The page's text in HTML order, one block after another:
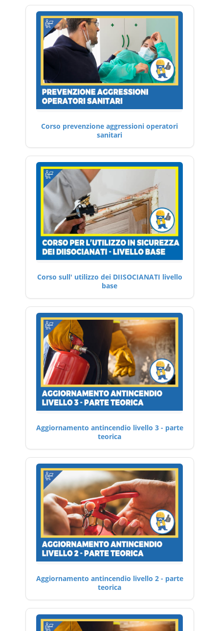
Corso prevenzione aggressioni operatori
sanitari
Corso sull' utilizzo dei DIISOCIANATI livello
base
Aggiornamento antincendio livello 3 - parte
teorica
Aggiornamento antincendio livello 2 - parte
teorica